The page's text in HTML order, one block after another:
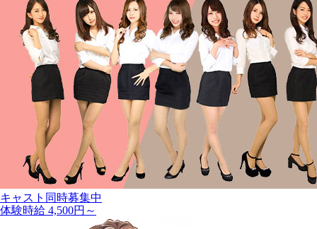
キャスト同時募集中
体験時給 4,500円～